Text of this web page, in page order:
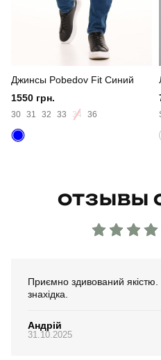
Країна - виробник
Джинсы Pobedov Fit Синий
1550 грн.
30 31 32 33 34 36
ОТЗЫВЫ
Приємно здивований
знахідка.
Андрій
31.10.2025